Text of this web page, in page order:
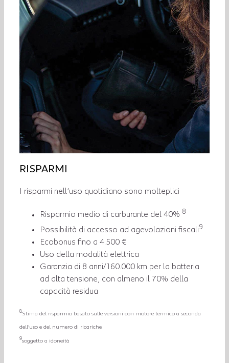
RISPARMI
I risparmi nell’uso quotidiano sono molteplici
Risparmio medio di carburante del 40% 8
Possibilità di accesso ad agevolazioni fiscali9
Ecobonus fino a 4.500 €
Uso della modalità elettrica
Garanzia di 8 anni/160.000 km per la batteria
ad alta tensione, con almeno il 70% della
capacità residua
8Stima del risparmio basato sulle versioni con motore termico a seconda
dell’uso e del numero di ricariche
9soggetto a idoneità